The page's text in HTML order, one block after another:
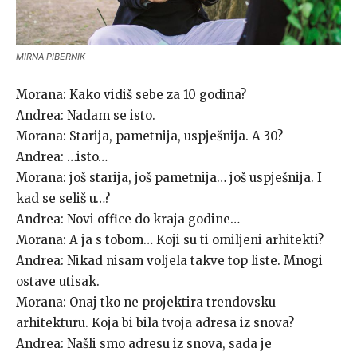
MIRNA PIBERNIK
Morana: Kako vidiš sebe za 10 godina?
Andrea: Nadam se isto.
Morana: Starija, pametnija, uspješnija. A 30?
Andrea: …isto…
Morana: još starija, još pametnija… još uspješnija. I
kad se seliš u…?
Andrea: Novi office do kraja godine…
Morana: A ja s tobom… Koji su ti omiljeni arhitekti?
Andrea: Nikad nisam voljela takve top liste. Mnogi
ostave utisak.
Morana: Onaj tko ne projektira trendovsku
arhitekturu. Koja bi bila tvoja adresa iz snova?
Andrea: Našli smo adresu iz snova, sada je